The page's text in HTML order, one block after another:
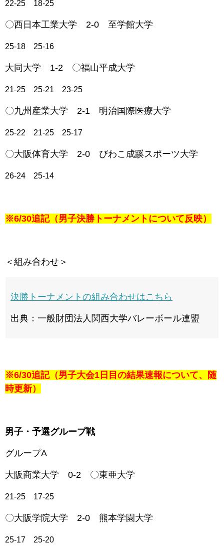
22-25 18-25
〇西日本工業大学 2-0 至学館大学
25-18 25-16
大同大学 1-2 〇福山平成大学
21-25 25-21 23-25
〇九州産業大学 2-1 明治国際医療大学
25-22 21-25 25-17
〇大阪体育大学 2-0 びわこ成蹊スポーツ大学
26-24 25-14
※6/30追記（男子決勝トーナメントについて反映）
＜組み合わせ＞
決勝トーナメントの組み合わせはこちら
出典：一般財団法人関西大学バレーボール連盟
※6/30追記（男子大会1日目の結果速報について、随
時更新）
男子・予選グループ戦
グループA
大阪商業大学 0-2 〇東亜大学
21-25 17-25
〇大阪学院大学 2-0 熊本学園大学
25-17 25-20